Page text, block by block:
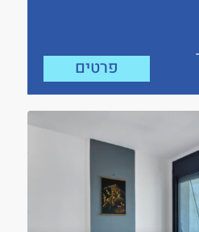
פרטים